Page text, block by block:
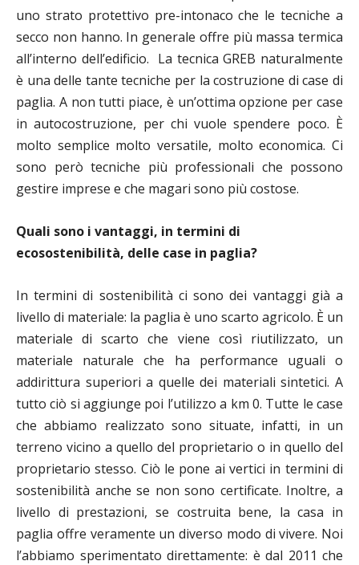
uno strato protettivo pre-intonaco che le tecniche a
secco non hanno. In generale offre più massa termica
all’interno dell’edificio. La tecnica GREB naturalmente
è una delle tante tecniche per la costruzione di case di
paglia. A non tutti piace, è un’ottima opzione per case
in autocostruzione, per chi vuole spendere poco. È
molto semplice molto versatile, molto economica. Ci
sono però tecniche più professionali che possono
gestire imprese e che magari sono più costose.
Quali sono i vantaggi, in termini di
ecosostenibilità, delle case in paglia?
In termini di sostenibilità ci sono dei vantaggi già a
livello di materiale: la paglia è uno scarto agricolo. È un
materiale di scarto che viene così riutilizzato, un
materiale naturale che ha performance uguali o
addirittura superiori a quelle dei materiali sintetici. A
tutto ciò si aggiunge poi l’utilizzo a km 0. Tutte le case
che abbiamo realizzato sono situate, infatti, in un
terreno vicino a quello del proprietario o in quello del
proprietario stesso. Ciò le pone ai vertici in termini di
sostenibilità anche se non sono certificate. Inoltre, a
livello di prestazioni, se costruita bene, la casa in
paglia offre veramente un diverso modo di vivere. Noi
l’abbiamo sperimentato direttamente: è dal 2011 che